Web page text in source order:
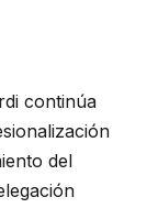
continúa
del